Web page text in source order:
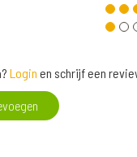
Login en schrijf een